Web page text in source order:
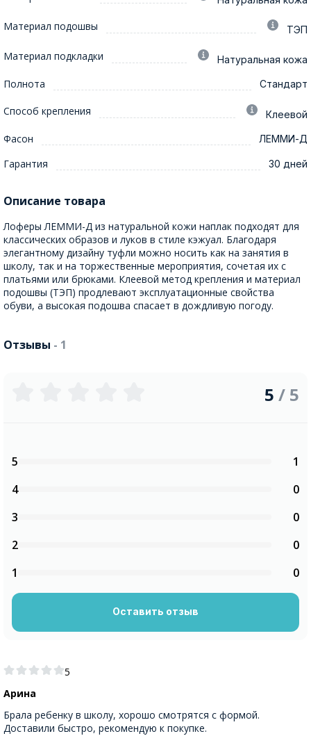
Материал подошвы ТЭП
Материал подкладки Натуральная кожа
Полнота Стандарт
Способ крепления Клеевой
Фасон ЛЕММИ-Д
Гарантия 30 дней
Описание товара
Лоферы ЛЕММИ-Д из натуральной кожи наплак подходят для
классических образов и луков в стиле кэжуал. Благодаря
элегантному дизайну туфли можно носить как на занятия в
школу, так и на торжественные мероприятия, сочетая их с
платьями или брюками. Клеевой метод крепления и материал
подошвы (ТЭП) продлевают эксплуатационные свойства
обуви, а высокая подошва спасает в дождливую погоду.
Отзывы - 1
5
Арина
Брала ребенку в школу, хорошо смотрятся с формой.
Доставили быстро, рекомендую к покупке.
5 / 5
5
1
4
0
3
0
2
0
1
0
Оставить отзыв